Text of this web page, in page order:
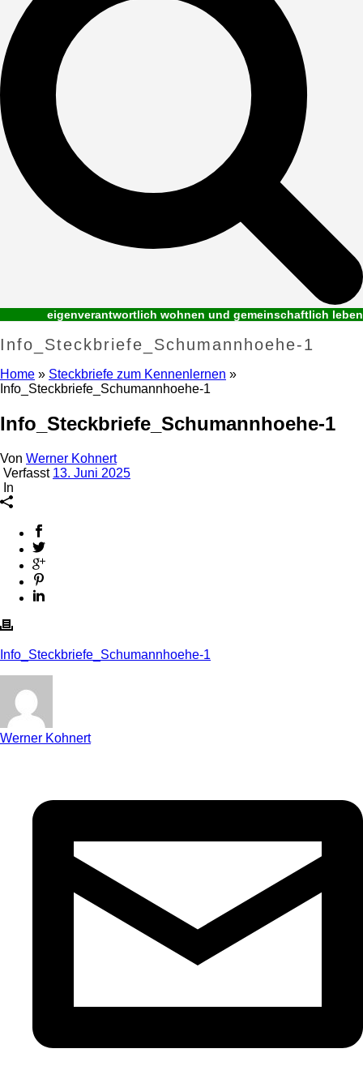
eigenverantwortlich wohnen und gemeinschaftlich leben
Info_Steckbriefe_Schumannhoehe-1
Home » Steckbriefe zum Kennenlernen »
Info_Steckbriefe_Schumannhoehe-1
Info_Steckbriefe_Schumannhoehe-1
Von Werner Kohnert
Verfasst 13. Juni 2025
In
Info_Steckbriefe_Schumannhoehe-1
Werner Kohnert